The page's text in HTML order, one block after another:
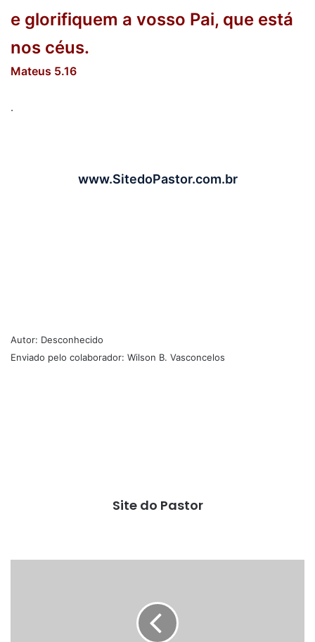
e glorifiquem a vosso Pai, que está
nos céus.
Mateus 5.16
.
www.SitedoPastor.com.br
Autor: Desconhecido
Enviado pelo colaborador: Wilson B. Vasconcelos
Site do Pastor